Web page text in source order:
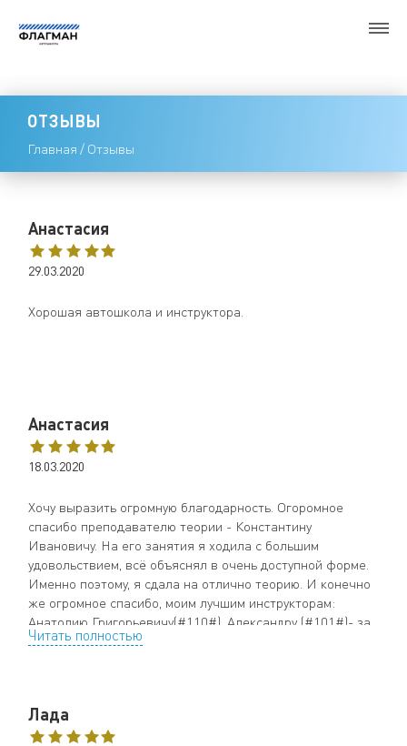
ОТЗЫВЫ
Главная / Отзывы
Анастасия
29.03.2020
Хорошая автошкола и инструктора.
Анастасия
18.03.2020
Хочу выразить огромную благодарность. Огоромное
спасибо преподавателю теории - Константину
Ивановичу. На его занятия я ходила с большим
удовольствием, всё объяснял в очень доступной форме.
Именно поэтому, я сдала на отлично теорию. И конечно
же огромное спасибо, моим лучшим инструкторам:
Анатолию Григорьевичу(#110#), Александру (#101#)- за
их доброту, терпение и за хорошие советы. Андрею
Читать полностью
Лада